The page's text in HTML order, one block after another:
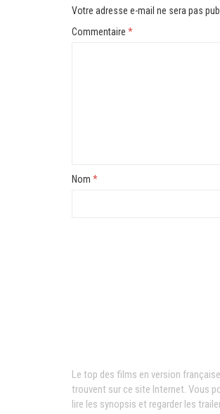
Votre adresse e-mail ne sera pas
Commentaire *
Nom *
Le top des films en version
trouvent sur ce site Internet. Vous
lire les synopsis et regarder les